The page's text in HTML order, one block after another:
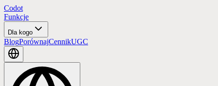
Codot
Funkcje
Dla kogo
BlogPorównajCennikUGC